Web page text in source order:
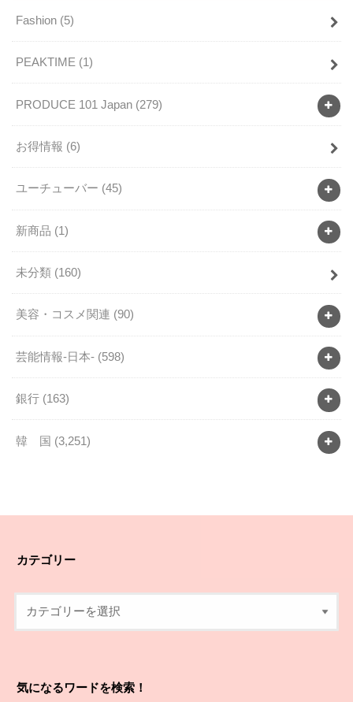
Fashion (5)
PEAKTIME (1)
PRODUCE 101 Japan (279)
お得情報 (6)
ユーチューバー (45)
新商品 (1)
未分類 (160)
美容・コスメ関連 (90)
芸能情報-日本- (598)
銀行 (163)
韓 国 (3,251)
カテゴリー
気になるワードを検索！